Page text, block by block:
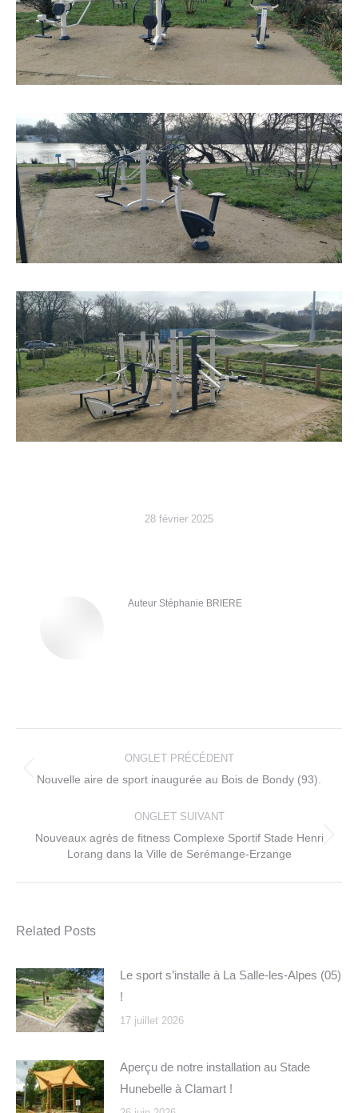
28 février 2025
Auteur Stéphanie BRIERE
commentaire
ONGLET PRÉCÉDENT
Onglet
Nouvelle aire de sport inaugurée au Bois de Bondy (93).
ONGLET SUIVANT
Onglet
Nouveaux agrès de fitness Complexe Sportif Stade Henri
Lorang dans la Ville de Serémange-Erzange
Related Posts
Le sport s’installe à La Salle-les-Alpes (05)
!
17 juillet 2026
Aperçu de notre installation au Stade
Hunebelle à Clamart !